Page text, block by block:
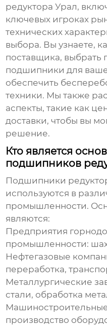
редуктора Урал,
ключевых игроках
технических
выбора. Вы узнаете,
поставщика, выбрать
подшипники для
обеспечить
техники. Мы также
аспекты, такие как
доставки, чтобы вы
решение.
Кто является
подшипников
Подшипники
используются в
промышленности.
являются:
Предприятия
промышленности:
Нефтегазовые
переработка,
Металлургические
стали, обработка
производство